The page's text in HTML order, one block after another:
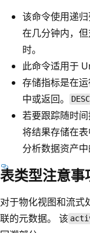
该命令使用递
在几分钟内，
时。
此命令适用于
存储指标是在
中或返回。
若要跟踪随时
将结果存储在
分析数据资产中
表类型注意事
对于物化视图和流式
联的元数据。 该